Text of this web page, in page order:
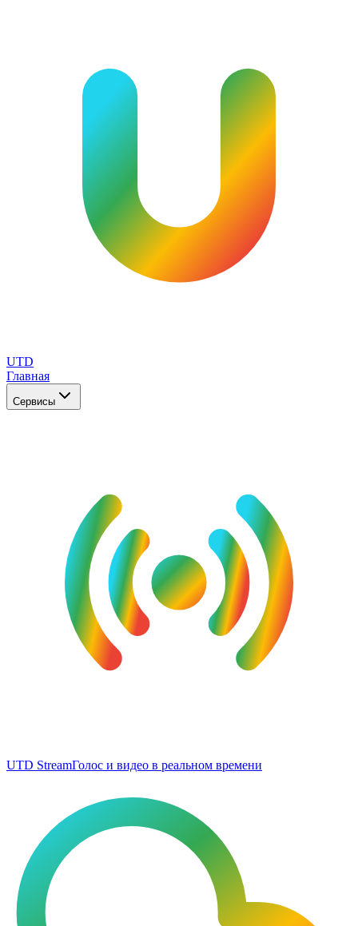
UTD
Главная
Сервисы
UTD StreamГолос и видео в реальном времени